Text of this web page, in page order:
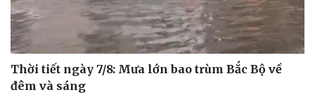
Thời tiết ngày 7/8: Mưa lớn bao trùm Bắc Bộ về
đêm và sáng